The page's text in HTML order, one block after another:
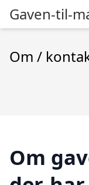
Gaven-til-
Om /
Om